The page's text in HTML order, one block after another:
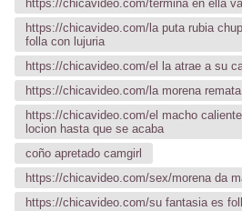
https://chicavideo.com/termina en ella
https://chicavideo.com/la puta rubia
folla con lujuria
https://chicavideo.com/el la atrae a su
https://chicavideo.com/la morena
https://chicavideo.com/el macho
locion hasta que se acaba
coño apretado camgirl
https://chicavideo.com/sex/morena da
https://chicavideo.com/su fantasia es